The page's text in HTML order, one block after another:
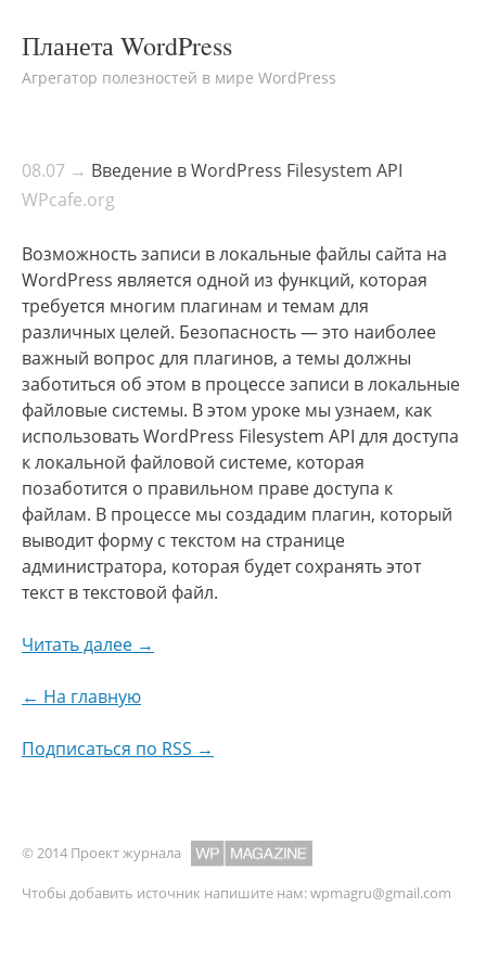
Планета WordPress
Агрегатор полезностей в мире WordPress
08.07 → Введение в WordPress Filesystem API
WPcafe.org
Возможность записи в локальные файлы сайта на
WordPress является одной из функций, которая
требуется многим плагинам и темам для
различных целей. Безопасность — это наиболее
важный вопрос для плагинов, а темы должны
заботиться об этом в процессе записи в локальные
файловые системы. В этом уроке мы узнаем, как
использовать WordPress Filesystem API для доступа
к локальной файловой системе, которая
позаботится о правильном праве доступа к
файлам. В процессе мы создадим плагин, который
выводит форму с текстом на странице
администратора, которая будет сохранять этот
текст в текстовой файл.
Читать далее →
← На главную
Подписаться по RSS →
© 2014 Проект журнала
Чтобы добавить источник напишите нам:wpmagru@gmail.com